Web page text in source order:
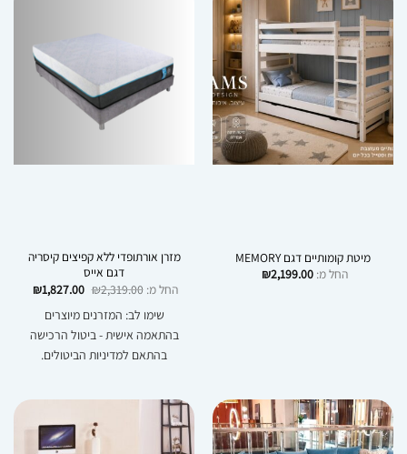
מיטת קומותיים דגם MEMORY
החל מ:
₪2,199.00
מזרן אורתופדי ללא קפיצים קיסריה
דגם אייס
החל מ:
₪2,319.00
₪1,827.00
שימו לב: המזרנים מיוצרים
בהתאמה אישית - ביטול הרכישה
בהתאם למדיניות הביטולים.